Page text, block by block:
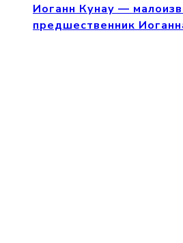
Иоганн Кунау —
предшественник